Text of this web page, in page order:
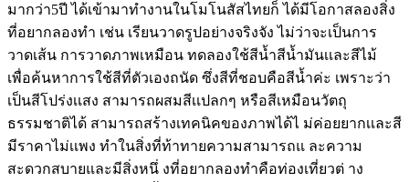
มากว่า5ปี ได้เข้ามาทำงานในโมโนสัสไทยก็ ได้มีโอกาสลองสิ่ง
ที่อยากลองทำ เช่น เรียนวาดรูปอย่างจริงจัง ไม่ว่าจะเป็นการ
วาดเส้น การวาดภาพเหมือน ทดลองใช้สีน้ำสีน้ำมันเเละสีไม้
เพื่อค้นหาการใช้สีที่ตัวเองถนัด ซึ่งสีที่ชอบคือสีน้ำค่ะ เพราะว่า
เป็นสีโปร่งเเสง สามารถผสมสีเเปลกๆ หรือสีเหมือนวัตถุ
ธรรมชาติได้ สามารถสร้างเทคนิคของภาพได้ไ ม่ค่อยยากเเละสี
มีราคาไม่เเพง ทำในสิ่งที่ท้าทายความสามารถแ ละความ
สะดวกสบายและมีสิ่งหนึ่ งที่อยากลองทำคือท่องเที่ยวต่ าง